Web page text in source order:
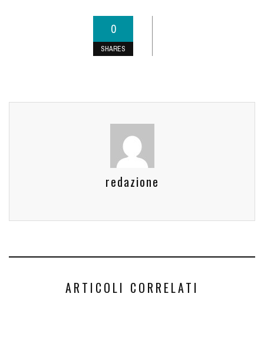
0
SHARES
redazione
ARTICOLI CORRELATI